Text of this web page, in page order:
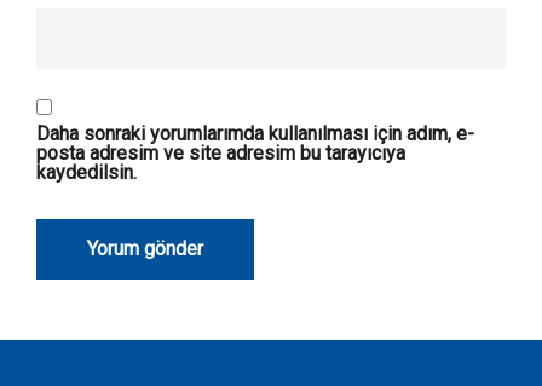
Daha sonraki yorumlarımda kullanılması için adım, e-
posta adresim ve site adresim bu tarayıcıya
kaydedilsin.